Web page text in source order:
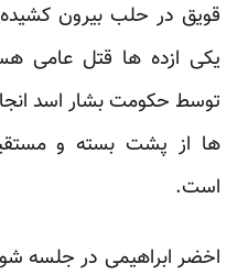
قویق در حلب بیرون
توسط حکومت بشار اسد
ها از پشت بسته و
است.
اخضر ابراهیمی در جلسه